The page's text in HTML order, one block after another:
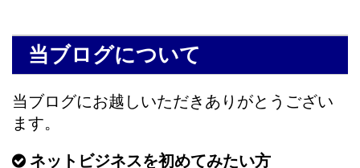
当ブログについて
当ブログにお越しいただきありがとうござい
ます。
ネットビジネスを初めてみたい方